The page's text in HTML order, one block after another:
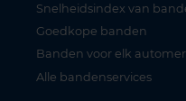
Snelheidsindex van
Goedkope banden
Banden voor elk
Alle bandenservices